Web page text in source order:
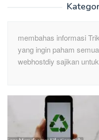
membahas informasi
yang ingin paham
webhostdiy sajikan